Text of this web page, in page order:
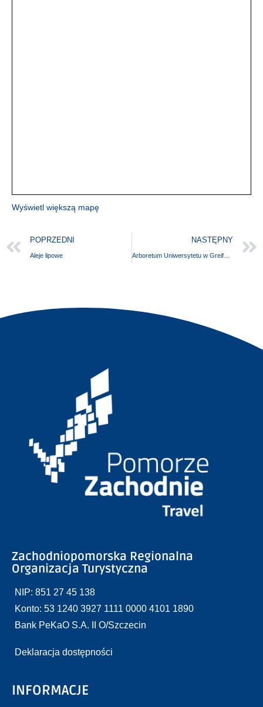
Wyświetl większą mapę
POPRZEDNI
Aleje lipowe
NASTĘPNY
Arboretum Uniwersytetu w Greifswaldzie
Zachodniopomorska Regionalna
Organizacja Turystyczna
NIP: 851 27 45 138
Konto: 53 1240 3927 1111 0000 4101 1890
Bank PeKaO S.A. II O/Szczecin
Deklaracja dostępności
INFORMACJE